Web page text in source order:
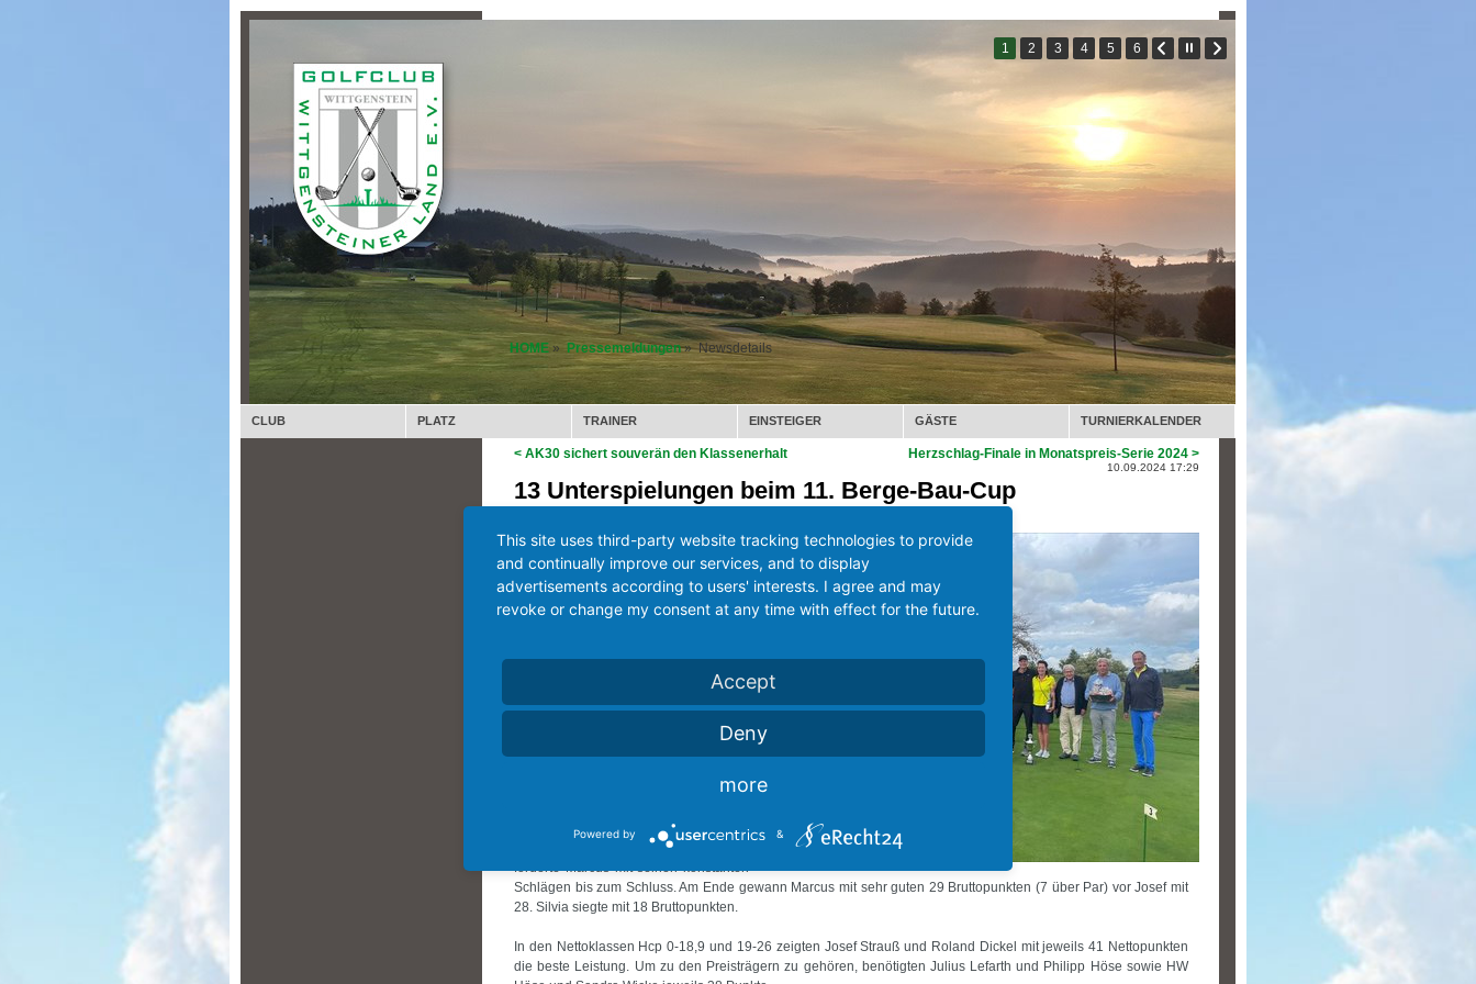
CLUB PLATZ TRAINER EINSTEIGER GÄSTE TURNIERKALENDER
HOME » Pressemeldungen» Newsdetails
Herzschlag-Finale in Monatspreis-Serie 2024 >
< AK30 sichert souverän den Klassenerhalt
10.09.2024 17:29
13 Unterspielungen beim 11. Berge-Bau-Cup
Am Sonntag, den 8. September fand
bereits zum 11. Mal der Berge-Bau-
Cup statt. Bei der Begrüßung von
Friederike Berge waren noch alle
frohen Mutes, was das gurte Wetter für
Davon ließen sich die 43
Turnierteilnehmer aber nicht schrecken
Am besten spielten Marcus Schauerte
bei den Herren und den Damen. Aber
es war knapp diesmal: Josef Strauß
Schlägen bis zum Schluss. Am Ende gewann Marcus mit sehr guten 29 Bruttopunkten (7 über Par) vor Josef mit
28. Silvia siegte mit 18 Bruttopunkten.
In den Nettoklassen Hcp 0-18,9 und 19-26 zeigten Josef Strauß und Roland Dickel mit jeweils 41 Nettopunkten
die beste Leistung. Um zu den Preisträgern zu gehören, benötigten Julius Lefarth und Philipp Höse sowie HW
This site uses third-party website tracking technologies to provide
and continually improve our services, and to display
advertisements according to users' interests. I agree and may
revoke or change my consent at any time with effect for the future.
Accept
Deny
more
Powered by &